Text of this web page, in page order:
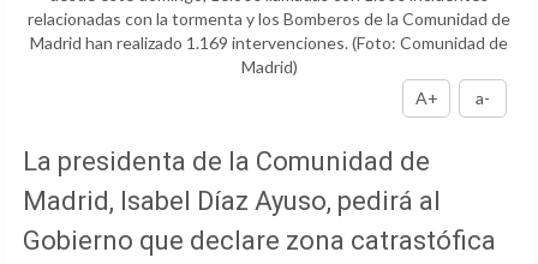
relacionadas con la tormenta y los Bomberos de la Comunidad de
Madrid han realizado 1.169 intervenciones.(Foto: Comunidad de
Madrid)
A+
a-
La presidenta de la Comunidad de
Madrid, Isabel Díaz Ayuso, pedirá al
Gobierno que declare zona catrastófica